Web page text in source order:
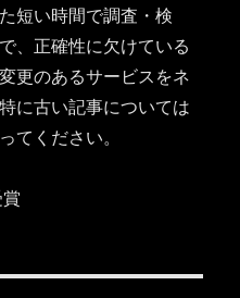
短い時間で調査・検
、正確性に欠けている
更のあるサービスをネ
に古い記事については
てください。